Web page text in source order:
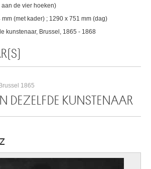
de vier hoeken)
(met kader) ; 1290 x 751 mm (dag)
kunstenaar, Brussel, 1865 - 1868
1865
DEZELFDE KUNSTENAAR